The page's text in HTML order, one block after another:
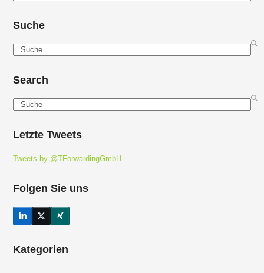
Suche
Search
Search
Search
Letzte Tweets
Tweets by @TForwardingGmbH
Folgen Sie uns
LinkedInTwitter
(deprecated)
Xing
Kategorien